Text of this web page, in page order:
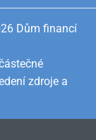
Dům financí
zdroje a